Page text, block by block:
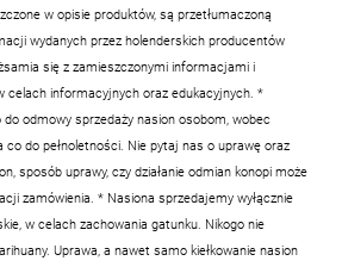
w opisie produktów, są przetłumaczoną
wydanych przez holenderskich producentów
się z zamieszczonymi informacjami i
celach informacyjnych oraz edukacyjnych. *
odmowy sprzedaży nasion osobom, wobec
co do pełnoletności. Nie pytaj nas o uprawę oraz
sposób uprawy, czy działanie odmian konopi może
zamówienia. * Nasiona sprzedajemy wyłącznie
w celach zachowania gatunku. Nikogo nie
Uprawa, a nawet samo kiełkowanie nasion